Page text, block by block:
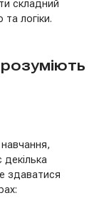
складний
логіки.
здаватися